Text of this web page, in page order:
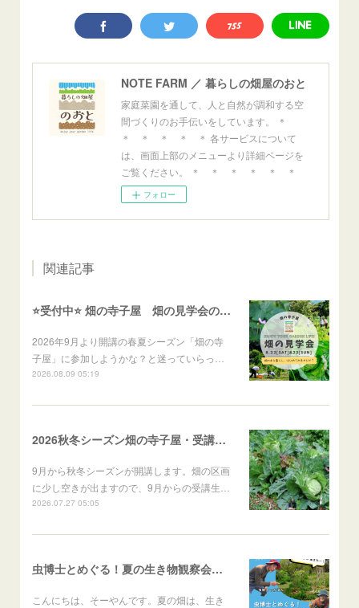
NOTE FARM ／ 暮らしの畑屋のおと
家庭菜園を通して、人と自然が調和する空
間づくりのお手伝いをしています。 ＊
＊ ＊ ＊ ＊ ＊ 各サービスについて
は、画面上部のメニューより詳細ページを
ご覧ください。 ＊ ＊ ＊ ＊ ＊ ＊
フォロー
関連記事
⭐️受付中⭐️ 畑の寺子屋 畑の見学会のご案内
2026年9月より開講の春夏シーズン「畑の寺
子屋」に参加しようかな？と迷っていらっ…
2026.08.09 05:19
2026秋冬シーズン畑の寺子屋・受講者募集！
9月から秋冬シーズンが開講します。畑の区画
に少し空きが出ますので、9月からの受講生…
2026.07.27 05:05
虫博士とめぐる！夏の生き物観察会のご案内
こんにちは、そーやんです。夏の畑は、生き